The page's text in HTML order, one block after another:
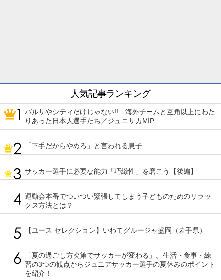
人気記事ランキング
バルサやシティだけじゃない!! 海外チームと互角以上にわた
りあった日本人選手たち／ジュニサカMIP
「下手だからやめろ」と言われる息子
サッカー選手に必要な能力「巧緻性」を磨こう【後編】
運動会本番でついつい緊張してしまう子どものためのリラッ
クス方法とは？
【ユース セレクション】いわてグルージャ盛岡（岩手県）
「夏の過ごし方次第でサッカーが変わる」。生活・食事・練
習の3つの観点からジュニアサッカー選手の夏休みのポイント
を紹介！